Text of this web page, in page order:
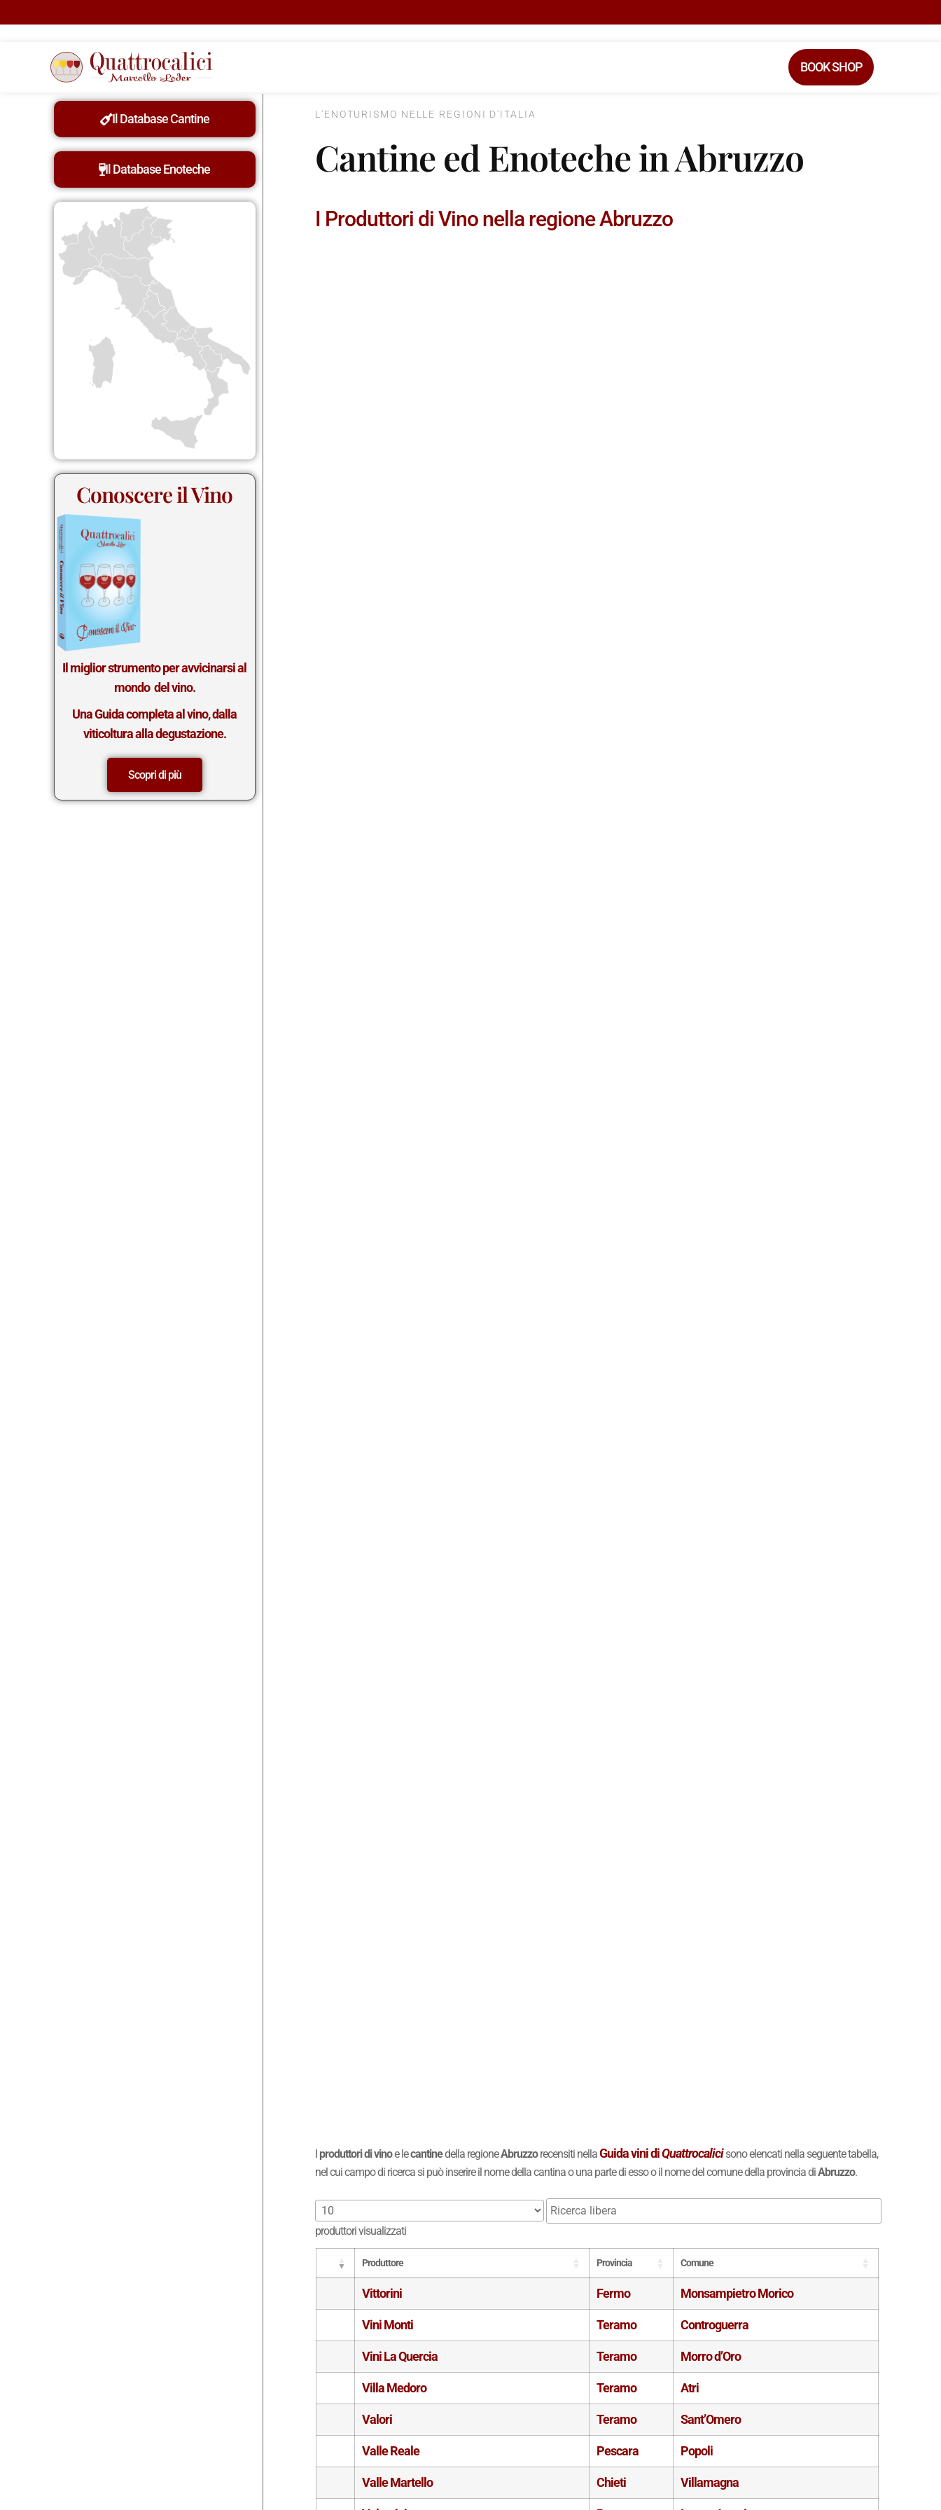
BOOK SHOP
Il Database Cantine
Il Database Enoteche
Conoscere il Vino
Il miglior strumento per avvicinarsi al
mondo del vino.
Una Guida completa al vino, dalla
viticoltura alla degustazione.
Scopri di più
L'ENOTURISMO NELLE REGIONI D'ITALIA
Cantine ed Enoteche in Abruzzo
I Produttori di Vino nella regione Abruzzo
I produttori di vinoe lecantinedella regioneAbruzzorecensiti nellaGuida vini diQuattrocalicisono elencati nella seguente tabella,
nel cui campo di ricerca si può inserire il nome della cantina o una parte di esso o il nome del comune della provincia diAbruzzo.
produttori visualizzati
Produttore Provincia Comune
Vittorini Fermo Monsampietro Morico
Vini Monti Teramo Controguerra
Vini La Quercia Teramo Morro d’Oro
Villa Medoro Teramo Atri
Valori Teramo Sant’Omero
Valle Reale Pescara Popoli
Valle Martello Chieti Villamagna